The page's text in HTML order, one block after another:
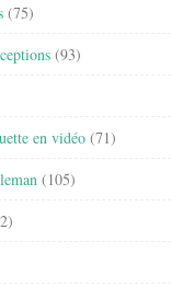
(75)
(93)
en vidéo (71)
(105)